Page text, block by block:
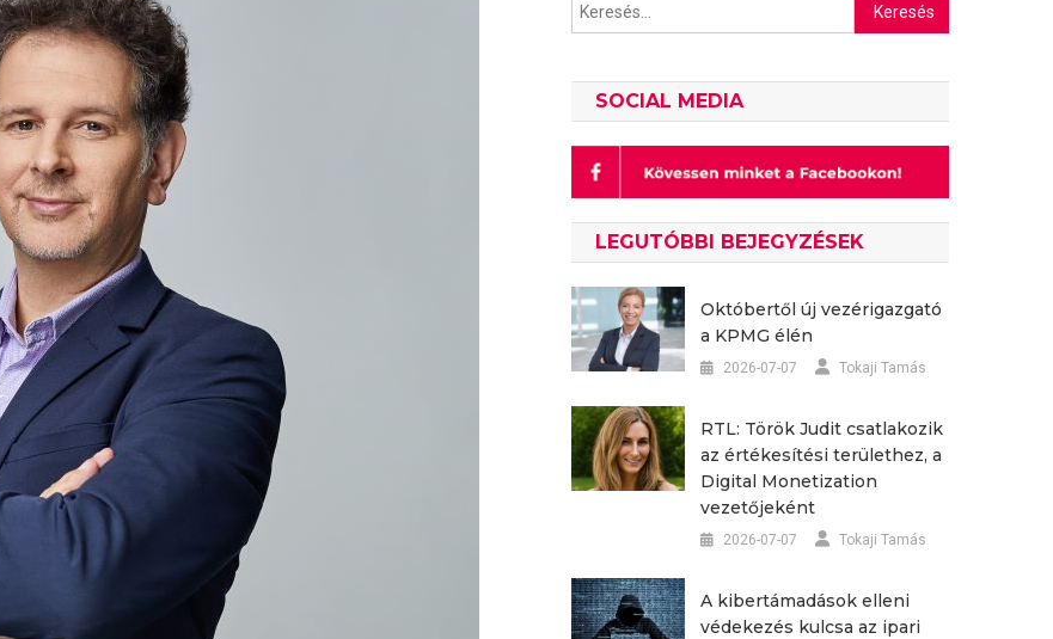
SOCIAL MEDIA
LEGUTÓBBI BEJEGYZÉSEK
Októbertől új vezérigazgató
a KPMG élén
2026-07-07 Tokaji Tamás
RTL: Török Judit csatlakozik
az értékesítési területhez, a
Digital Monetization
vezetőjeként
2026-07-07 Tokaji Tamás
A kibertámadások elleni
védekezés kulcsa az ipari